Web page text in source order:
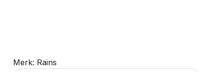
Rains